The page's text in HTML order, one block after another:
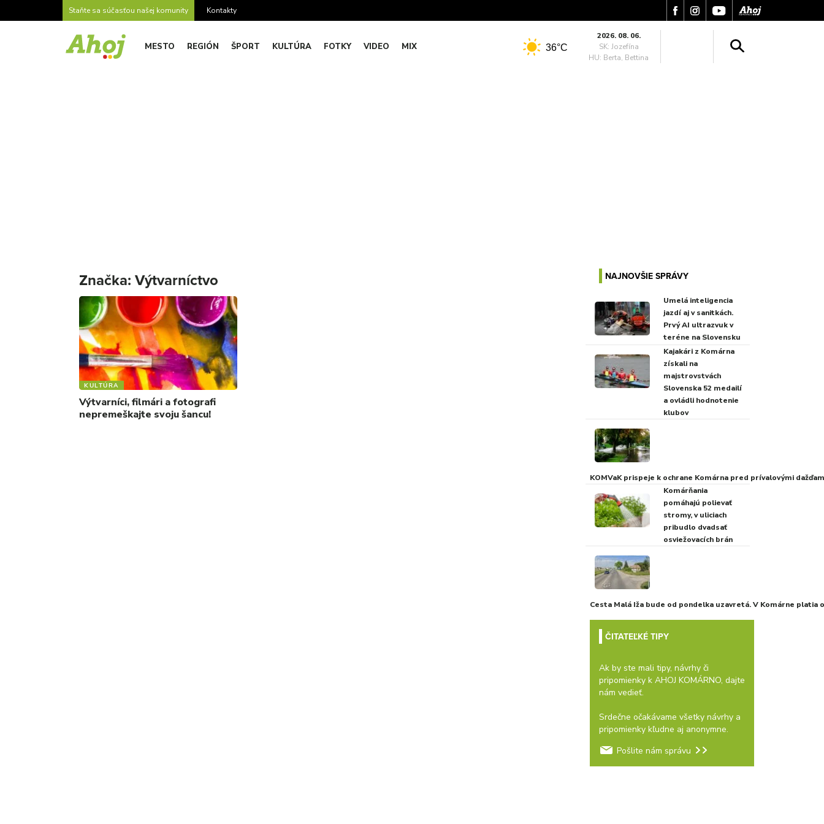
Staňte sa súčasťou našej komunity Kontakty
MESTO REGIÓN ŠPORT KULTÚRA FOTKY VIDEO MIX 36°C
2026. 08. 06.
SK: Jozefína
HU: Berta, Bettina
Značka: Výtvarníctvo
KULTÚRA
Výtvarníci, filmári a fotografi
nepremeškajte svoju šancu!
NAJNOVŠIE SPRÁVY
Umelá inteligencia
jazdí aj v sanitkách.
Prvý AI ultrazvuk v
teréne na Slovensku
Kajakári z Komárna
získali na
majstrovstvách
Slovenska 52 medailí
a ovládli hodnotenie
klubov
KOMVaK prispeje k ochrane Komárna pred prívalovými
Komárňania
pomáhajú polievať
stromy, v uliciach
pribudlo dvadsať
osviežovacích brán
Cesta Malá Iža bude od pondelka uzavretá. V Komárne platia
ČITATEĽKÉ TIPY
Ak by ste mali tipy, návrhy či
pripomienky k AHOJ KOMÁRNO, dajte
nám vedieť.
Srdečne očakávame všetky návrhy a
pripomienky kľudne aj anonymne.
Pošlite nám správu